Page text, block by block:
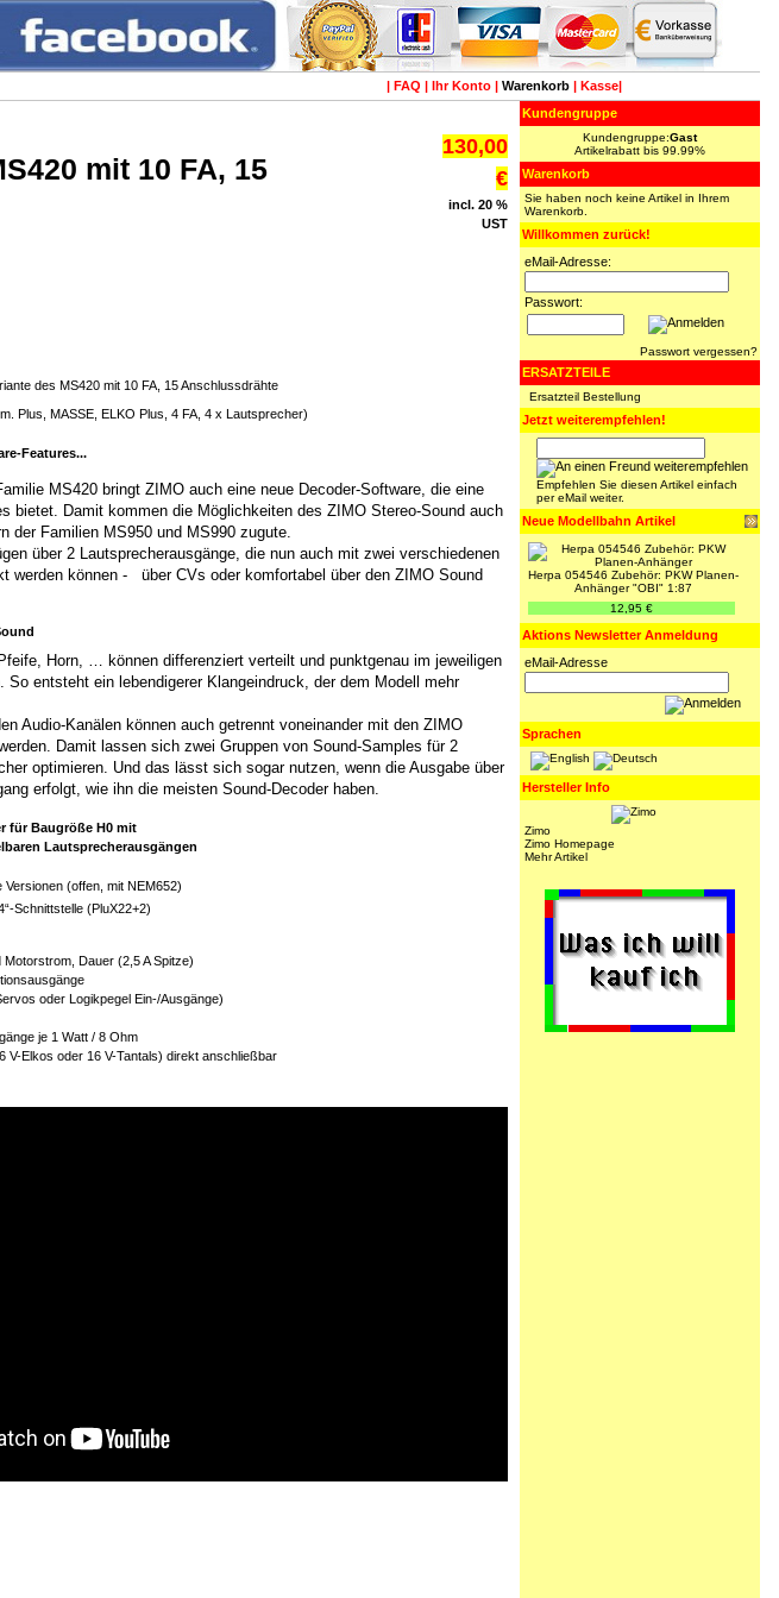
| FAQ | Ihr Konto| Warenkorb| Kasse|
mit 10 FA, 15
130,00
€
incl. 20 %
UST
des MS420 mit 10 FA, 15 Anschlussdrähte
Plus, MASSE, ELKO Plus, 4 FA, 4 x Lautsprecher)
Features...
MS420 bringt ZIMO auch eine neue Decoder-Software, die eine
bietet. Damit kommen die Möglichkeiten des ZIMO Stereo-Sound auch
der Familien MS950 und MS990 zugute.
über 2 Lautsprecherausgänge, die nun auch mit zwei verschiedenen
werden können - über CVs oder komfortabel über den ZIMO Sound
Horn, … können differenziert verteilt und punktgenau im jeweiligen
So entsteht ein lebendigerer Klangeindruck, der dem Modell mehr
Audio-Kanälen können auch getrennt voneinander mit den ZIMO
Damit lassen sich zwei Gruppen von Sound-Samples für 2
optimieren. Und das lässt sich sogar nutzen, wenn die Ausgabe über
erfolgt, wie ihn die meisten Sound-Decoder haben.
für Baugröße H0 mit
Lautsprecherausgängen
(offen, mit NEM652)
(PluX22+2)
Motorstrom, Dauer (2,5 A Spitze)
oder Logikpegel Ein-/Ausgänge)
je 1 Watt / 8 Ohm
V-Elkos oder 16 V-Tantals) direkt anschließbar
Kundengruppe
Kundengruppe:Gast
Artikelrabatt bis 99.99%
Warenkorb
Sie haben noch keine Artikel in Ihrem
Warenkorb.
Willkommen zurück!
eMail-Adresse:
Passwort:
Passwort vergessen?
ERSATZTEILE
Ersatzteil Bestellung
Jetzt weiterempfehlen!
Empfehlen Sie diesen Artikel einfach
per eMail weiter.
Neue Modellbahn Artikel
Herpa 054546 Zubehör: PKW Planen-
Anhänger "OBI" 1:87
12,95 €
Aktions Newsletter Anmeldung
eMail-Adresse
Sprachen
Hersteller Info
Zimo
Zimo Homepage
Mehr Artikel